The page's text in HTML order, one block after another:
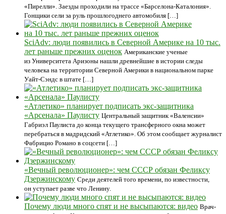
«Пирелли». Заезды проходили на трассе «Барселона-Каталония».
Гонщики сели за руль прошлогоднего автомобиля […]
SciAdv: люди появились в Северной Америке на 10 тыс.
лет раньше прежних оценок Американские ученые
из Университета Аризоны нашли древнейшие в истории следы
человека на территории Северной Америки в национальном парке
Уайт-Сэндс в штате […]
«Атлетико» планирует подписать экс-защитника
«Арсенала» Паулисту Центральный защитник «Валенсии»
Габриэл Паулиста до конца текущего трансферного окна может
перебраться в мадридский «Атлетико». Об этом сообщает журналист
Фабрицио Романо в соцсети […]
«Вечный революционер»: чем СССР обязан Феликсу
Дзержинскому Среди деятелей того времени, по известности,
он уступает разве что Ленину.
Почему люди много спят и не высыпаются: видео Врач-